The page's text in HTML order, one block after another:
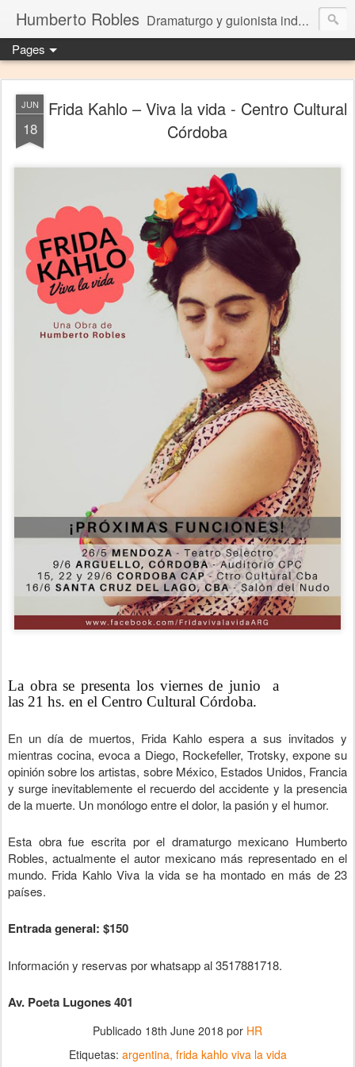
Humberto Robles Dramaturgo y guionista independiente
Pages
JUN
18
Frida Kahlo – Viva la vida - Centro Cultural
Córdoba
La obra se presenta los viernes de junio a
las 21 hs. en el Centro Cultural Córdoba.
En un día de muertos, Frida Kahlo espera a sus invitados y
mientras cocina, evoca a Diego, Rockefeller, Trotsky, expone su
opinión sobre los artistas, sobre México, Estados Unidos, Francia
y surge inevitablemente el recuerdo del accidente y la presencia
de la muerte. Un monólogo entre el dolor, la pasión y el humor.
Esta obra fue escrita por el dramaturgo mexicano Humberto
Robles, actualmente el autor mexicano más representado en el
mundo. Frida Kahlo Viva la vida se ha montado en más de 23
países.
Entrada general: $150
Información y reservas por whatsapp al 3517881718.
Av. Poeta Lugones 401
Publicado 18th June 2018 por HR
Etiquetas: argentina frida kahlo viva la vida